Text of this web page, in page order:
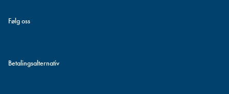
Følg oss
Betalingsalternativ